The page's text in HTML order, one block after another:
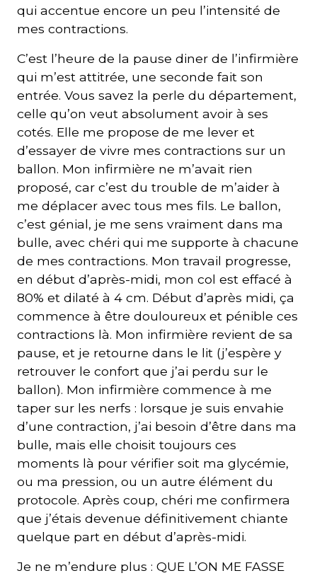
qui accentue encore un peu l’intensité de
mes contractions.
C’est l’heure de la pause diner de l’infirmière
qui m’est attitrée, une seconde fait son
entrée. Vous savez la perle du département,
celle qu’on veut absolument avoir à ses
cotés. Elle me propose de me lever et
d’essayer de vivre mes contractions sur un
ballon. Mon infirmière ne m’avait rien
proposé, car c’est du trouble de m’aider à
me déplacer avec tous mes fils. Le ballon,
c’est génial, je me sens vraiment dans ma
bulle, avec chéri qui me supporte à chacune
de mes contractions. Mon travail progresse,
en début d’après-midi, mon col est effacé à
80% et dilaté à 4 cm. Début d’après midi, ça
commence à être douloureux et pénible ces
contractions là. Mon infirmière revient de sa
pause, et je retourne dans le lit (j’espère y
retrouver le confort que j’ai perdu sur le
ballon). Mon infirmière commence à me
taper sur les nerfs : lorsque je suis envahie
d’une contraction, j’ai besoin d’être dans ma
bulle, mais elle choisit toujours ces
moments là pour vérifier soit ma glycémie,
ou ma pression, ou un autre élément du
protocole. Après coup, chéri me confirmera
que j’étais devenue définitivement chiante
quelque part en début d’après-midi.
Je ne m’endure plus : QUE L’ON ME FASSE